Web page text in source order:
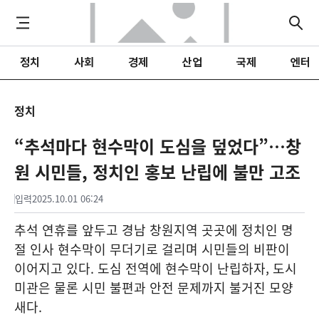
정치 사회 경제 산업 국제 엔터
정치
“추석마다 현수막이 도심을 덮었다”…창
원 시민들, 정치인 홍보 난립에 불만 고조
입력2025.10.01 06:24
추석 연휴를 앞두고 경남 창원지역 곳곳에 정치인 명
절 인사 현수막이 무더기로 걸리며 시민들의 비판이
이어지고 있다. 도심 전역에 현수막이 난립하자, 도시
미관은 물론 시민 불편과 안전 문제까지 불거진 모양
새다.